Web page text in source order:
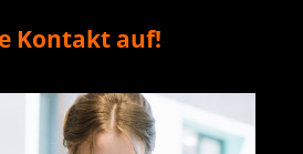
Kontakt auf!